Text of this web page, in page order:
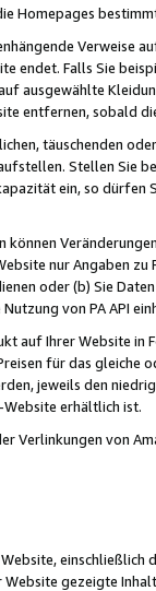
Homepages
endet. Falls Sie
ausgewählte
entfernen, sobald
täuschenden
Stellen Sie
ein, so dürfen
nur Angaben
oder (b) Sie
von PA API
auf Ihrer Website
für das
jeweils den
erhältlich ist.
Verlinkungen von
gezeigte